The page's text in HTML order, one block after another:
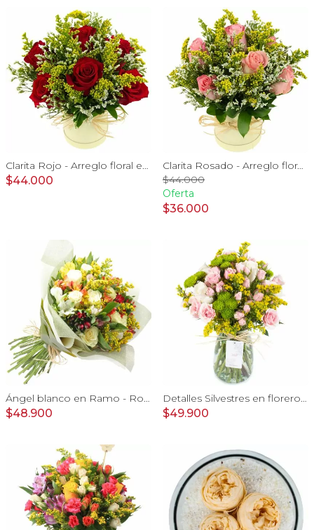
Clarita Rojo - Arreglo floral en sombrerero con rosas Rojo, limonium y vara de oro
$44.000
Clarita Rosado - Arreglo floral en sombrerero con rosas Rosado, limonium y vara de oro
$44.000
Oferta
$36.000
Ángel blanco en Ramo - Rosas blancas y Astromelias
$48.900
Detalles Silvestres en florero - rosas, mini rosas, maule
$49.900